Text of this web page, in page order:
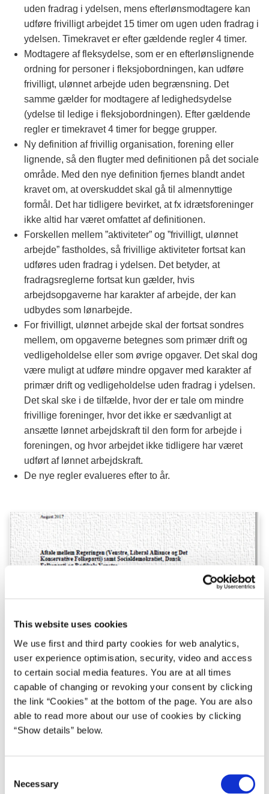
This website uses cookies
We use first and third party cookies for web analytics,
user experience optimisation, security, video and access
to certain social media features. You are at all times
capable of changing or revoking your consent by clicking
the link “Cookies” at the bottom of the page. You are also
able to read more about our use of cookies by clicking
“Show details” below.
Necessary
uden fradrag i ydelsen, mens efterlønsmodtagere kan
udføre frivilligt arbejdet 15 timer om ugen uden fradrag i
ydelsen. Timekravet er efter gældende regler 4 timer.
Modtagere af fleksydelse, som er en efterlønslignende
ordning for personer i fleksjobordningen, kan udføre
frivilligt, ulønnet arbejde uden begrænsning. Det
samme gælder for modtagere af ledighedsydelse
(ydelse til ledige i fleksjobordningen). Efter gældende
regler er timekravet 4 timer for begge grupper.
Ny definition af frivillig organisation, forening eller
lignende, så den flugter med definitionen på det sociale
område. Med den nye definition fjernes blandt andet
kravet om, at overskuddet skal gå til almennyttige
formål. Det har tidligere bevirket, at fx idrætsforeninger
ikke altid har været omfattet af definitionen.
Forskellen mellem ”aktiviteter” og ”frivilligt, ulønnet
arbejde” fastholdes, så frivillige aktiviteter fortsat kan
udføres uden fradrag i ydelsen. Det betyder, at
fradragsreglerne fortsat kun gælder, hvis
arbejdsopgaverne har karakter af arbejde, der kan
udbydes som lønarbejde.
For frivilligt, ulønnet arbejde skal der fortsat sondres
mellem, om opgaverne betegnes som primær drift og
vedligeholdelse eller som øvrige opgaver. Det skal dog
være muligt at udføre mindre opgaver med karakter af
primær drift og vedligeholdelse uden fradrag i ydelsen.
Det skal ske i de tilfælde, hvor der er tale om mindre
frivillige foreninger, hvor det ikke er sædvanligt at
ansætte lønnet arbejdskraft til den form for arbejde i
foreningen, og hvor arbejdet ikke tidligere har været
udført af lønnet arbejdskraft.
De nye regler evalueres efter to år.